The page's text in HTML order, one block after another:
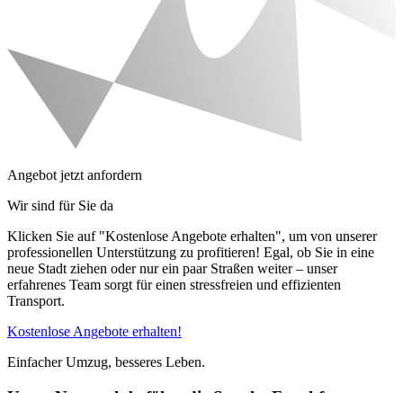
Angebot jetzt anfordern
Wir sind für Sie da
Klicken Sie auf "Kostenlose Angebote erhalten", um von unserer
professionellen Unterstützung zu profitieren! Egal, ob Sie in eine
neue Stadt ziehen oder nur ein paar Straßen weiter – unser
erfahrenes Team sorgt für einen stressfreien und effizienten
Transport.
Kostenlose Angebote erhalten!
Einfacher Umzug, besseres Leben.